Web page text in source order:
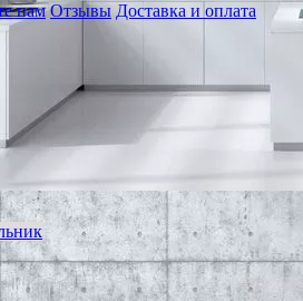
нам Отзывы Доставка и оплата